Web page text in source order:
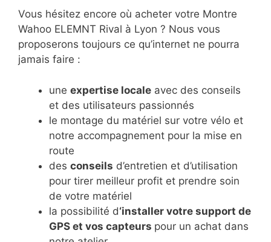
Vous hésitez encore où acheter votre Montre
Wahoo ELEMNT Rival à Lyon ? Nous vous
proposerons toujours ce qu’internet ne pourra
jamais faire :
une expertise locale avec des conseils
et des utilisateurs passionnés
le montage du matériel sur votre vélo et
notre accompagnement pour la mise en
route
des conseils d’entretien et d’utilisation
pour tirer meilleur profit et prendre soin
de votre matériel
la possibilité d‘installer votre support de
GPS et vos capteurs pour un achat dans